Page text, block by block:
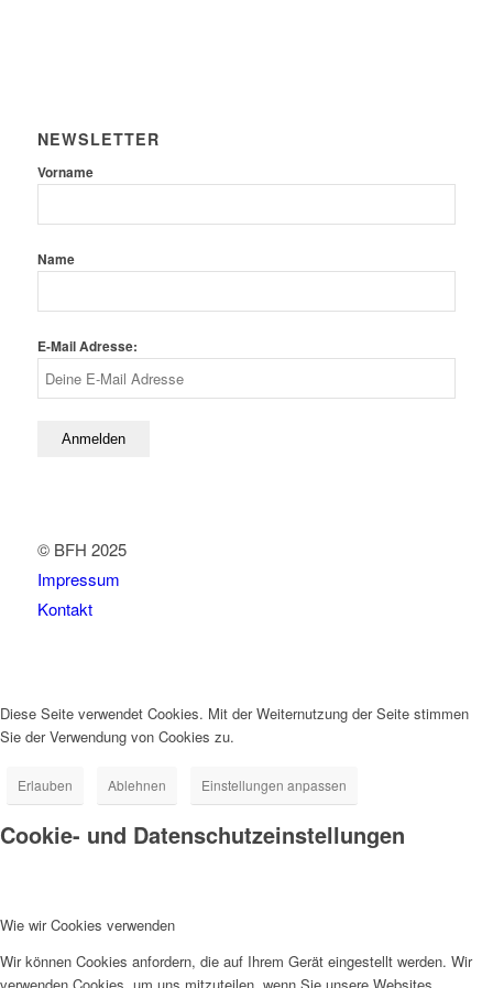
NEWSLETTER
Vorname
Name
E-Mail Adresse:
© BFH 2025
Impressum
Kontakt
Diese Seite verwendet Cookies. Mit der Weiternutzung der Seite stimmen
Sie der Verwendung von Cookies zu.
Erlauben Ablehnen Einstellungen anpassen
Cookie- und Datenschutzeinstellungen
Wie wir Cookies verwenden
Wir können Cookies anfordern, die auf Ihrem Gerät eingestellt werden. Wir
verwenden Cookies, um uns mitzuteilen, wenn Sie unsere Websites